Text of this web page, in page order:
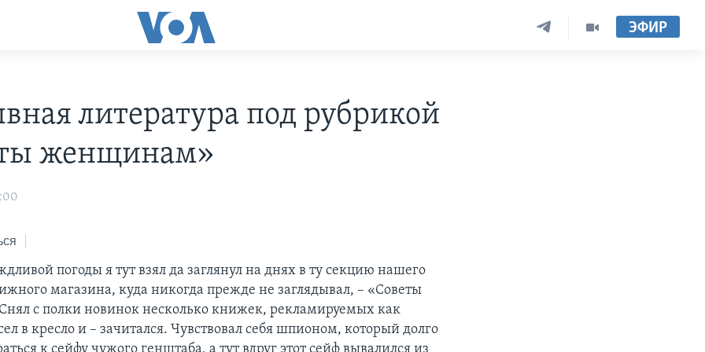
ЭФИР
литература под рубрикой
женщинам»
погоды я тут взял да заглянул на днях в ту секцию нашего
магазина, куда никогда прежде не заглядывал, – «Советы
с полки новинок несколько книжек, рекламируемых как
в кресло и – зачитался. Чувствовал себя шпионом, который долго